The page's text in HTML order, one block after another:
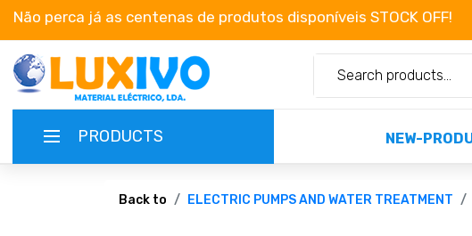
Não perca já as centenas de produtos disponíveis STOCK OFF!
PRODUCTS NEW-
NEW-PRODUCTSBack to ELECTRIC PUMPS AND WATER TREATMENT